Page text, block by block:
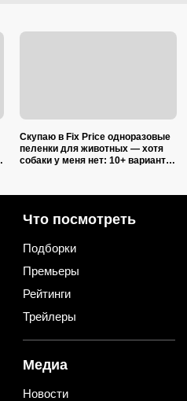
Скупаю в Fix Price одноразовые
пеленки для животных — хотя
собаки у меня нет: 10+ вариантов
Что посмотреть
Подборки
Премьеры
Рейтинги
Трейлеры
Медиа
Новости